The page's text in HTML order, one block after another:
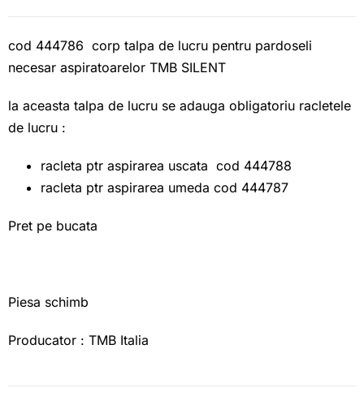
cod 444786 corp talpa de lucru pentru pardoseli
necesar aspiratoarelor TMB SILENT
la aceasta talpa de lucru se adauga obligatoriu racletele
de lucru :
racleta ptr aspirarea uscata cod 444788
racleta ptr aspirarea umeda cod 444787
Pret pe bucata
Piesa schimb
Producator : TMB Italia